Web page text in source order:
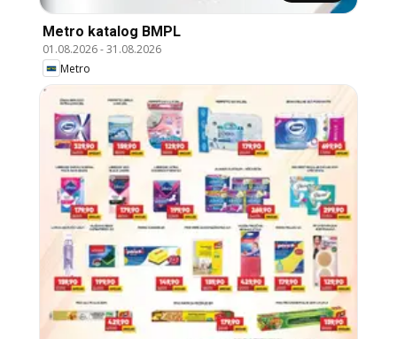
Metro katalog BMPL
01.08.2026-31.08.2026
Metro